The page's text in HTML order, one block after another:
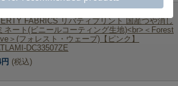
FABRICS リバティプリント 国産つや消し
ネート(ビニールコーティング生地)<br>＜Forest
＞(フォレスト・ウェーブ)【ピンク】
DC33507ZE
(税込)